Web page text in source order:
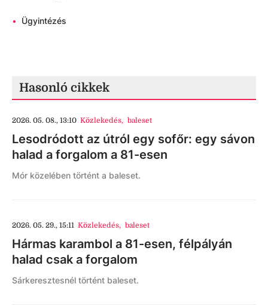
• Ügyintézés
Hasonló cikkek
2026. 05. 08., 13:10 Közlekedés, baleset
Lesodródott az útról egy sofőr: egy sávon
halad a forgalom a 81-esen
Mór közelében történt a baleset.
2026. 05. 29., 15:11 Közlekedés, baleset
Hármas karambol a 81-esen, félpályán
halad csak a forgalom
Sárkeresztesnél történt baleset.